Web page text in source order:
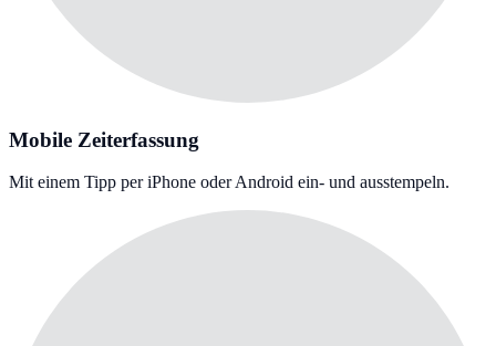
Mobile Zeiterfassung
Mit einem Tipp per iPhone oder Android ein- und ausstempeln.